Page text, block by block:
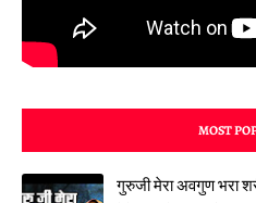
MOST
गुरुजी मेरा अवगुण भरा